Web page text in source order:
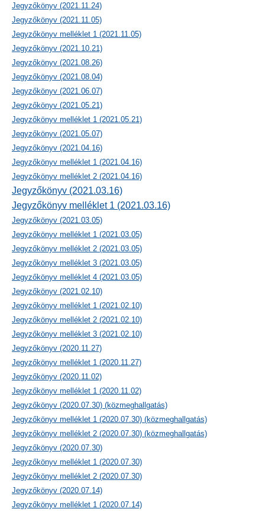
Jegyzőkönyv (2021.11.24)
Jegyzőkönyv (2021.11.05)
Jegyzőkönyv melléklet 1 (2021.11.05)
Jegyzőkönyv (2021.10.21)
Jegyzőkönyv (2021.08.26)
Jegyzőkönyv (2021.08.04)
Jegyzőkönyv (2021.06.07)
Jegyzőkönyv (2021.05.21)
Jegyzőkönyv melléklet 1 (2021.05.21)
Jegyzőkönyv (2021.05.07)
Jegyzőkönyv (2021.04.16)
Jegyzőkönyv melléklet 1 (2021.04.16)
Jegyzőkönyv melléklet 2 (2021.04.16)
Jegyzőkönyv (2021.03.16)
Jegyzőkönyv melléklet 1 (2021.03.16)
Jegyzőkönyv (2021.03.05)
Jegyzőkönyv melléklet 1 (2021.03.05)
Jegyzőkönyv melléklet 2 (2021.03.05)
Jegyzőkönyv melléklet 3 (2021.03.05)
Jegyzőkönyv melléklet 4 (2021.03.05)
Jegyzőkönyv (2021.02.10)
Jegyzőkönyv melléklet 1 (2021.02.10)
Jegyzőkönyv melléklet 2 (2021.02.10)
Jegyzőkönyv melléklet 3 (2021.02.10)
Jegyzőkönyv (2020.11.27)
Jegyzőkönyv melléklet 1 (2020.11.27)
Jegyzőkönyv (2020.11.02)
Jegyzőkönyv melléklet 1 (2020.11.02)
Jegyzőkönyv (2020.07.30) (közmeghallgatás)
Jegyzőkönyv melléklet 1 (2020.07.30) (közmeghallgatás)
Jegyzőkönyv melléklet 2 (2020.07.30) (közmeghallgatás)
Jegyzőkönyv (2020.07.30)
Jegyzőkönyv melléklet 1 (2020.07.30)
Jegyzőkönyv melléklet 2 (2020.07.30)
Jegyzőkönyv (2020.07.14)
Jegyzőkönyv melléklet 1 (2020.07.14)